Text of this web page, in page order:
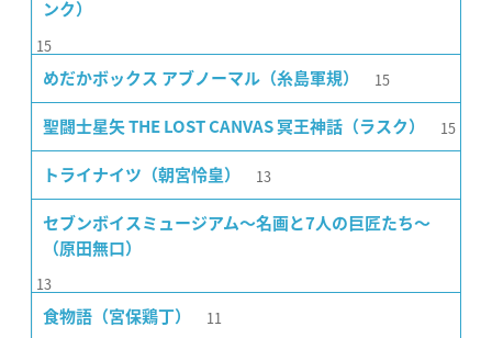
ンク）
15
めだかボックス アブノーマル（糸島軍規） 15
聖闘士星矢 THE LOST CANVAS 冥王神話（ラスク） 15
トライナイツ（朝宮怜皇） 13
セブンボイスミュージアム〜名画と7人の巨匠たち〜
（原田無口）
13
食物語（宮保鶏丁） 11